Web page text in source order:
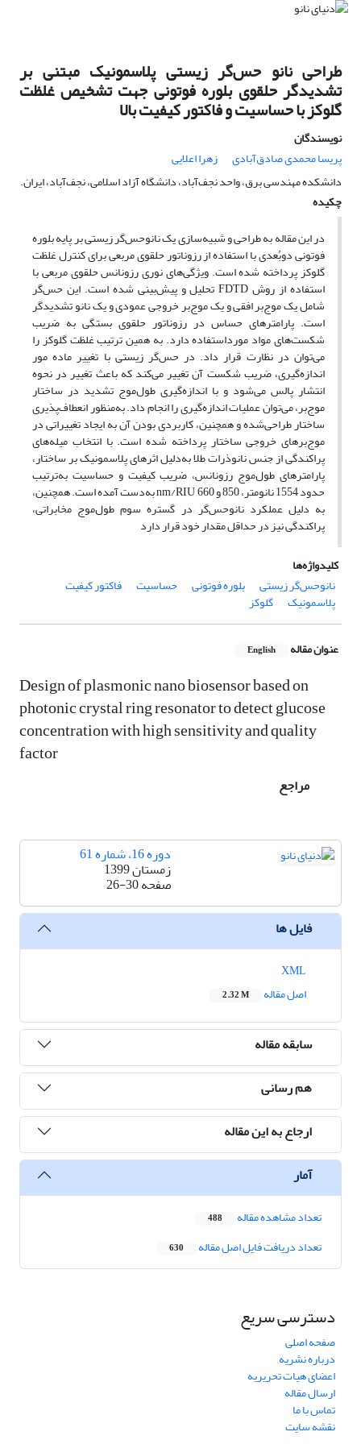
طراحی نانو حس‌گر زیستی پلاسمونیک مبتنی بر
تشدیدگر حلقوی بلوره فوتونی جهت تشخیص غلظت
گلوکز با حساسیت و فاکتور کیفیت بالا
نویسندگان
پریسا محمدی صادق‌آبادی
زهرا اعلایی
دانشکده مهندسی برق، واحد نجف‌آباد، دانشگاه آزاد اسلامی، نجف‌آباد، ایران.
چکیده
در این مقاله به طراحی و شبیه‌سازی یک نانوحس‌گر زیستی بر پایه بلوره
فوتونی دوبُعدی با استفاده از رزوناتور حلقوی مربعی برای کنترل غلظت
گلوکز پرداخته‌ شده است. ویژگی‌های نوری رزونانس حلقوی مربعی با
استفاده از روش FDTD تحلیل و پیش‌بینی شده است. این حس‌گر
شامل یک موج‌بر افقی و یک موج‌بر خروجی عمودی و یک نانو تشدیدگر
است. پارامترهای حساس در رزوناتور حلقوی بستگی به ضریب
شکست‌های مواد مورداستفاده دارد. به همین ترتیب غلظت گلوکز را
می‌توان در نظارت قرار داد. در حس‌گر زیستی با تغییر ماده مور
اندازه‌گیری، ضریب شکست آن تغییر می‌کند که باعث تغییر در نحوه
انتشار پالس می‌شود و با اندازه‌گیری طول‌موج تشدید در ساختار
مو‌ج‌بر، می‌توان عملیات اندازه‌گیری را انجام داد. به‌منظور انعطاف‌پذیری
ساختار طراحی‌شده و همچنین، کاربردی بودن آن به ایجاد تغییراتی در
موج‌برهای خروجی ساختار پرداخته شده است. با انتخاب میله‌های
پراکندگی از جنس نانوذرات طلا به‌دلیل اثرهای پلاسمونیک بر ساختار،
پارامترهای طول‌موج رزونانس، ضریب کیفیت و حساسیت به‌ترتیب
حدود 1554 نانومتر، 850 و nm/RIU 660 به‌دست آمده است. همچنین،
به دلیل عملکرد نانوحس‌گر در گستره سوم طول‌موج مخابراتی،
پراکندگی نیز در حداقل مقدار خود قرار دارد
کلیدواژه‌ها
نانوحس‌گر زیستی
بلوره فوتونی حساسیت فاکتور کیفیت
پلاسمونیک گلوکز
عنوان مقاله English
Design of plasmonic nano biosensor based on
photonic crystal ring resonator to detect glucose
concentration with high sensitivity and quality
factor
مراجع
دوره 16، شماره 61
زمستان 1399
صفحه26-30
فایل ها
اصل مقاله
2.32 M
سابقه مقاله
هم رسانی
ارجاع به این مقاله
آمار
تعداد مشاهده مقاله 488
تعداد دریافت فایل اصل مقاله 630
دسترسی سریع
صفحه اصلی
درباره نشریه
اعضای هیات تحریریه
ارسال مقاله
تماس با ما
نقشه سایت